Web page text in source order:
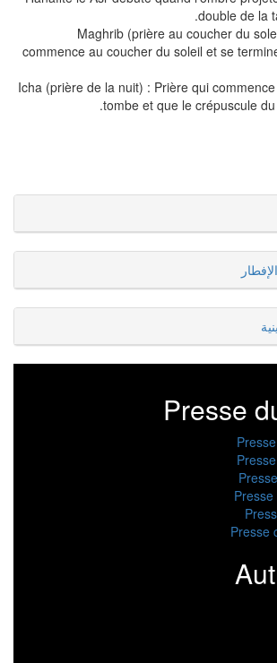
double de la
Maghrib (prière au coucher du
commence au coucher du soleil et se
Icha (prière de la nuit) : Prière qui
tombe et que le crépuscule
Presse
Presse